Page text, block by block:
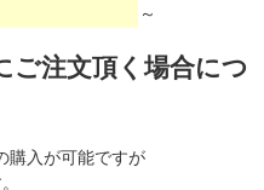
～
ご注文頂く場合につ
購入が可能ですが